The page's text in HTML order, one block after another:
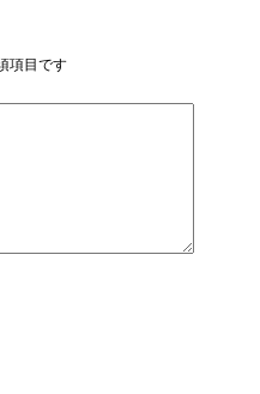
項目です